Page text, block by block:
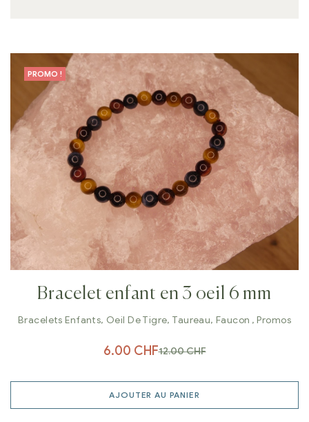
PROMO !
Bracelet enfant en 3 oeil 6 mm
Bracelets Enfants, Oeil De Tigre, Taureau, Faucon ,Promos
12.00CHF
6.00 CHF
AJOUTER AU PANIER